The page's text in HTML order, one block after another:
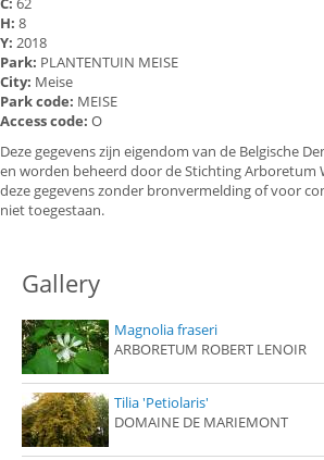
H: 8
Y: 2018
Park: PLANTENTUIN MEISE
City: Meise
Park code: MEISE
Access code: O
Deze gegevens zijn eigendom van de Belgische
en worden beheerd door de Stichting Arboretum
deze gegevens zonder bronvermelding of voor
niet toegestaan.
Gallery
Magnolia fraseri
ARBORETUM ROBERT LENOIR
Tilia 'Petiolaris'
DOMAINE DE MARIEMONT